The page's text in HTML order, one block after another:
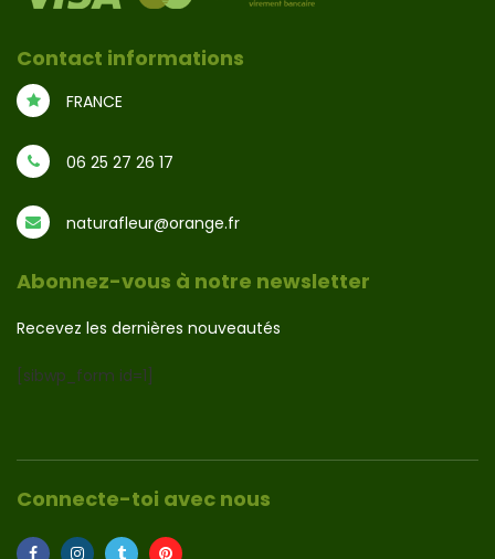
Contact informations
FRANCE
06 25 27 26 17
naturafleur@orange.fr
Abonnez-vous à notre newsletter
Recevez les dernières nouveautés
[sibwp_form id=1]
Connecte-toi avec nous